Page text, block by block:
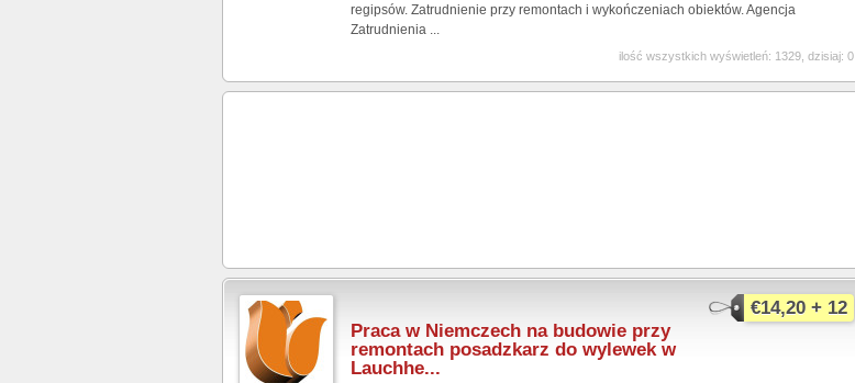
regipsów. Zatrudnienie przy remontach i wykończeniach obiektów. Agencja
Zatrudnienia ...
ilość wszystkich wyświetleń: 1329, dzisiaj: 0
€14,20 + 12
Praca w Niemczech na budowie przy
remontach posadzkarz do wylewek w
Lauchhe...